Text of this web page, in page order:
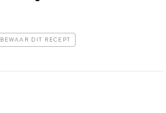
BEWAAR DIT RECEPT